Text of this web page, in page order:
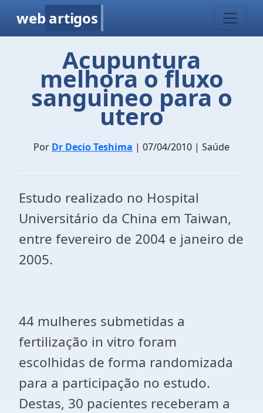
web artigos
Acupuntura
melhora o fluxo
sanguineo para o
utero
Por Dr Decio Teshima | 07/04/2010 | Saúde
Estudo realizado no Hospital
Universitário da China em Taiwan,
entre fevereiro de 2004 e janeiro de
2005.
44 mulheres submetidas a
fertilização in vitro foram
escolhidas de forma randomizada
para a participação no estudo.
Destas, 30 pacientes receberam a